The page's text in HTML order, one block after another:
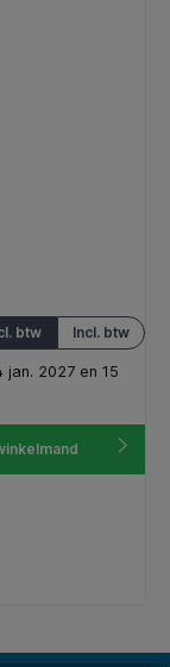
Incl. btw
btw
2027 en 15